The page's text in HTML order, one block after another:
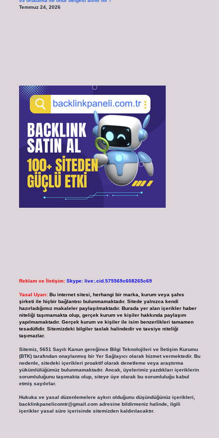
Temmuz 24, 2026
Reklam ve İletişim: Skype: live:.cid.575569c608265c69
Yasal Uyarı: Bu internet sitesi, herhangi bir marka, kurum veya şahıs
şirketi ile hiçbir bağlantısı bulunmamaktadır. Sitede yalnızca kendi
hazırladığımız makaleler paylaşılmaktadır. Burada yer alan içerikler haber
niteliği taşımamakta olup, gerçek kurum ve kişiler hakkında paylaşım
yapılmamaktadır. Gerçek kurum ve kişiler ile isim benzerlikleri tamamen
tesadüfidir. Sitemizdeki bilgiler taslak halindedir ve tavsiye niteliği
taşımazlar.
Sitemiz, 5651 Sayılı Kanun gereğince Bilgi Teknolojileri ve İletişim Kurumu
(BTK) tarafından onaylanmış bir Yer Sağlayıcı olarak hizmet vermektedir. Bu
nedenle, sitedeki içerikleri proaktif olarak denetleme veya araştırma
yükümlülüğümüz bulunmamaktadır. Ancak, üyelerimiz yazdıkları içeriklerin
sorumluluğunu taşımakta olup, siteye üye olarak bu sorumluluğu kabul
etmiş sayılırlar.
Hukuka ve yasal düzenlemelere aykırı olduğunu düşündüğünüz içerikleri,
backlinkpanelicomtr@gmail.comadresine bildirmeniz halinde, ilgili
içerikler yasal süre içerisinde sitemizden kaldırılacaktır.